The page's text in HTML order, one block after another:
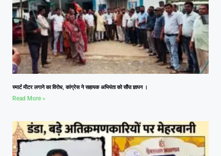
स्मार्ट मीटर लगाने का विरोध, कांग्रेस ने सहायक अभियंता को सौंपा ज्ञापन ।
Read More »